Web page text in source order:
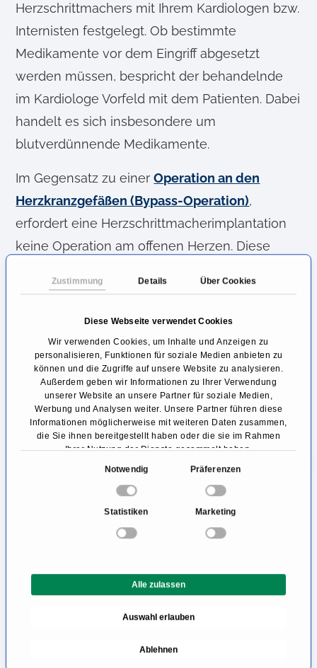
Zustimmung Details Über Cookies
Diese Webseite verwendet Cookies
Wir verwenden Cookies, um Inhalte und Anzeigen zu
personalisieren, Funktionen für soziale Medien anbieten zu
können und die Zugriffe auf unsere Website zu analysieren.
Außerdem geben wir Informationen zu Ihrer Verwendung
unserer Website an unsere Partner für soziale Medien,
Werbung und Analysen weiter. Unsere Partner führen diese
Informationen möglicherweise mit weiteren Daten zusammen,
die Sie ihnen bereitgestellt haben oder die sie im Rahmen
Ihrer Nutzung der Dienste gesammelt haben.
Notwendig Präferenzen
Statistiken Marketing
Alle zulassen
Auswahl erlauben
Ablehnen
Herzschrittmachers mit Ihrem Kardiologen bzw.
Internisten festgelegt. Ob bestimmte
Medikamente vor dem Eingriff abgesetzt
werden müssen, bespricht der behandelnde
im Kardiologe Vorfeld mit dem Patienten. Dabei
handelt es sich insbesondere um
blutverdünnende Medikamente.
Im Gegensatz zu einerOperation an den
Herzkranzgefäßen (Bypass-Operation),
erfordert eine Herzschrittmacherimplantation
keine Operation am offenen Herzen. Diese
am Herzen.
Die meisten Herzschrittmacher-Operation
werden heute unter örtlicher Betäubung
durchgeführt. Eventuell erhält der Patient ein
Medikament, dass ihn etwas schläfrig macht.
Nachdem die Wirksamkeit der
schlaffördernden Medikamente überprüft
begonnen, indem der Hautbereich unterhalb
des Schlüsselbeins lokal betäubt wird. Danach
setzt der Arzt dort einen kleinen Schnitt
Herzen führende Vene aufgesucht und die
Herzschrittmacherelektroden (1 oder 2 dünne
Leitungen) durch die Vene bis ins Herz